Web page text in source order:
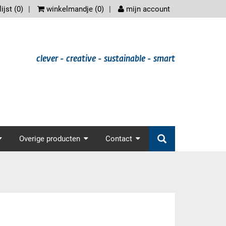
(0) winkelmandje (0) mijn account
clever - creative - sustainable - smart
Overige producten Contact